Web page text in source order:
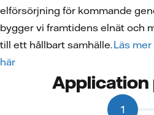
elförsörjning för kommande
bygger vi framtidens elnät och
till ett hållbart samhälle.Läs
här
Application
1